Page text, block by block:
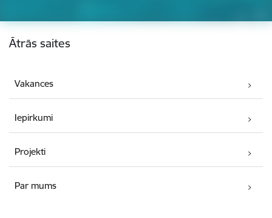
Kājene
Ātrās saites
Vakances
Iepirkumi
Projekti
Par mums